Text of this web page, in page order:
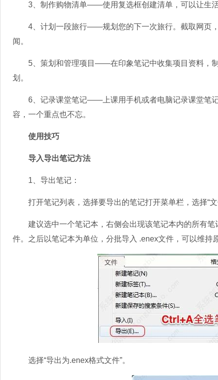
3、制作购物清单——使用复选框创建清单，可以让生活
4、计划一段旅行——规划您的下一次旅行。截取网页，
闻。
5、策划和管理项目——在印象笔记中收集项目资料，制
划。
6、记录课堂笔记——上课用手机或者电脑记录课堂笔记
容，一个重点也不忘。
使用技巧
导入导出笔记方法
1、导出笔记：
打开笔记列表，选择要导出的笔记打开菜单栏，选择“文
建议选中一个笔记本，右侧会出现该笔记本内的所有笔
件。之后以笔记本为单位，分批导入 .enex文件，可以维持
选择“导出为.enex格式文件”。